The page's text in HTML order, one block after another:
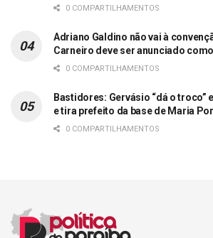
0 COMPARTILHAMENTOS
Adriano Galdino não vai à
Carneiro deve ser anunciado
0 COMPARTILHAMENTOS
Bastidores: Gervásio “dá o troco”
e tira prefeito da base de Maria
0 COMPARTILHAMENTOS